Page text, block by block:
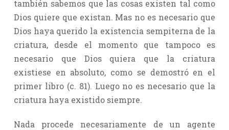
también sabemos que las cosas existen tal como
Dios quiere que existan. Mas no es necesario que
Dios haya querido la existencia sempiterna de la
criatura, desde el momento que tampoco es
necesario que Dios quiera que la criatura
existiese en absoluto, como se demostró en el
primer libro (c. 81). Luego no es necesario que la
criatura haya existido siempre.
Nada procede necesariamente de un agente